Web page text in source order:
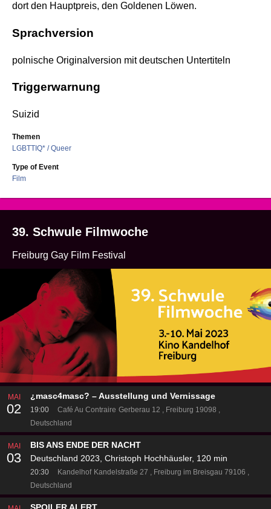
dort den Hauptpreis, den Goldenen Löwen.
Sprachversion
polnische Originalversion mit deutschen Untertiteln
Triggerwarnung
Suizid
Themen
LGBTTIQ* / Queer
Type of Event
Film
39. Schwule Filmwoche
Freiburg Gay Film Festival
MAI
02
¿masc4masc? – Ausstellung und Vernissage
19:00 Café Au Contraire Gerberau 12
Freiburg 19098
Deutschland
MAI
03
BIS ANS ENDE DER NACHT
Deutschland 2023, Christoph Hochhäusler, 120 min
20:30 Kandelhof Kandelstraße 27
Freiburg im Breisgau 79106
Deutschland